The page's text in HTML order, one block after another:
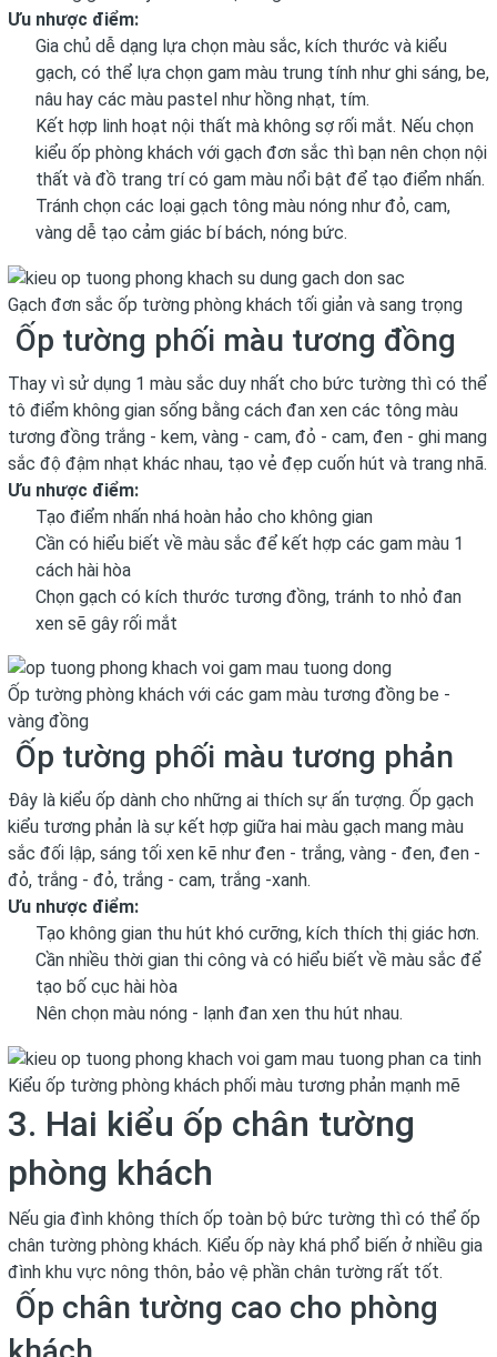
Ưu nhược điểm:
Gia chủ dễ dạng lựa chọn màu sắc, kích thước và kiểu
gạch, có thể lựa chọn gam màu trung tính như ghi sáng, be,
nâu hay các màu pastel như hồng nhạt, tím.
Kết hợp linh hoạt nội thất mà không sợ rối mắt. Nếu chọn
kiểu ốp phòng khách với gạch đơn sắc thì bạn nên chọn nội
thất và đồ trang trí có gam màu nổi bật để tạo điểm nhấn.
Tránh chọn các loại gạch tông màu nóng như đỏ, cam,
vàng dễ tạo cảm giác bí bách, nóng bức.
Gạch đơn sắc ốp tường phòng khách tối giản và sang trọng
Ốp tường phối màu tương đồng
Thay vì sử dụng 1 màu sắc duy nhất cho bức tường thì có thể
tô điểm không gian sống bằng cách đan xen các tông màu
tương đồng trắng - kem, vàng - cam, đỏ - cam, đen - ghi mang
sắc độ đậm nhạt khác nhau, tạo vẻ đẹp cuốn hút và trang nhã.
Ưu nhược điểm:
Tạo điểm nhấn nhá hoàn hảo cho không gian
Cần có hiểu biết về màu sắc để kết hợp các gam màu 1
cách hài hòa
Chọn gạch có kích thước tương đồng, tránh to nhỏ đan
xen sẽ gây rối mắt
Ốp tường phòng khách với các gam màu tương đồng be -
vàng đồng
Ốp tường phối màu tương phản
Đây là kiểu ốp dành cho những ai thích sự ấn tượng. Ốp gạch
kiểu tương phản là sự kết hợp giữa hai màu gạch mang màu
sắc đối lập, sáng tối xen kẽ như đen - trắng, vàng - đen, đen -
đỏ, trắng - đỏ, trắng - cam, trắng -xanh.
Ưu nhược điểm:
Tạo không gian thu hút khó cưỡng, kích thích thị giác hơn.
Cần nhiều thời gian thi công và có hiểu biết về màu sắc để
tạo bố cục hài hòa
Nên chọn màu nóng - lạnh đan xen thu hút nhau.
Kiểu ốp tường phòng khách phối màu tương phản mạnh mẽ
3. Hai kiểu ốp chân tường
phòng khách
Nếu gia đình không thích ốp toàn bộ bức tường thì có thể ốp
chân tường phòng khách. Kiểu ốp này khá phổ biến ở nhiều gia
đình khu vực nông thôn, bảo vệ phần chân tường rất tốt.
Ốp chân tường cao cho phòng